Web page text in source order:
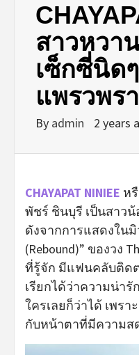
สาวหวา
เซ็กซี่นิด
แพรวพร
By admin 2 years
CHAYAPAT NINIEE ห
พัชร์ ชินบุรี เป็นสาว
ดังจากการแสดงในมิ
(Rebound)” ของวง
ที่รู้จัก มีแฟนคลับติด
เรียกได้ว่าความน่ารั
ใครเลยก็ว่าได้ เพร
กับหน้าตาที่มีความส